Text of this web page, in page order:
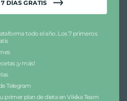
7 DÍAS GRATIS
todo el año. Los 7 primeros
¡y más!
Telegram
primer plan de dieta en Vikika Team